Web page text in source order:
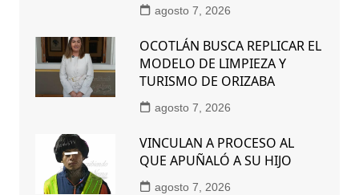
agosto 7, 2026
OCOTLÁN BUSCA REPLICAR EL
MODELO DE LIMPIEZA Y
TURISMO DE ORIZABA
agosto 7, 2026
VINCULAN A PROCESO AL
QUE APUÑALÓ A SU HIJO
agosto 7, 2026